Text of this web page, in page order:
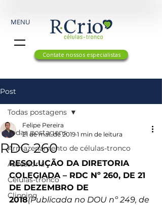
MENU
Contate nossos especialistas
Post
Todas postagens
Armazenamento de células-tronco
Assessoria
Células-tronco
Clipping
Todas postagens
RDC 260
Felipe Pereira
21 de mai. de 2019 1 min de leitura
RESOLUÇÃO DA DIRETORIA
COLEGIADA – RDC Nº 260, DE 21
DE DEZEMBRO DE
2018(Publicada no DOU nº 249, de